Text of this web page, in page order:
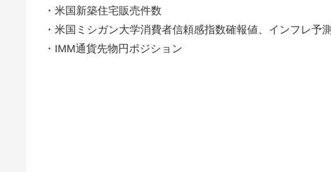
・米国新築住宅販売件数
・米国ミシガン大学消費者信頼感指数確報値、インフレ予測
・IMM通貨先物円ポジション